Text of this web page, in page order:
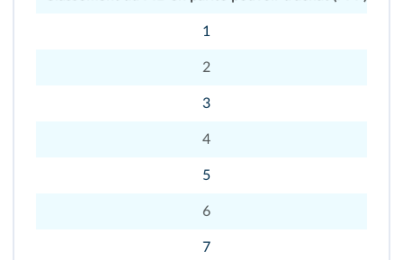
1
2
3
4
5
6
7